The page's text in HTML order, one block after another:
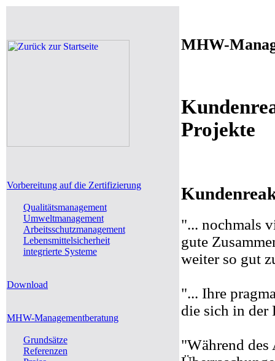
Vorbereitung auf die Zertifizierung
Qualitätsmanagement
Umweltmanagement
Arbeitsschutzmanagement
Lebensmittelsicherheit
integrierte Systeme
Download
MHW-Managementberatung
Grundsätze
Referenzen
MHW-
Projekte
"... nochmals
gute
weiter so gut
"... Ihre
die sich in der
"Während des